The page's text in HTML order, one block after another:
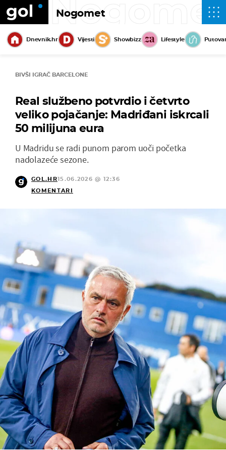
Nogomet
Dnevnik.hr Vijesti Showbizz Lifestyle
BIVŠI IGRAČ BARCELONE
Real službeno potvrdio i četvrto
veliko pojačanje: Madriđani iskrcali
50 milijuna eura
U Madridu se radi punom parom uoči početka
nadolazeće sezone.
GOL.HR15.06.2026 @ 12:36
KOMENTARI